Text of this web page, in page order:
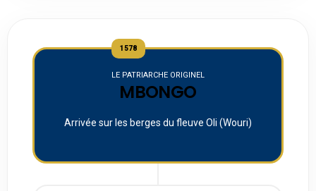
1578
LE PATRIARCHE ORIGINEL
MBONGO
Arrivée sur les berges du fleuve Oli (Wouri)